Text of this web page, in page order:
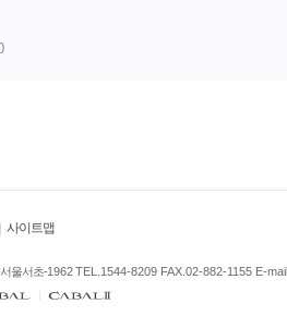
사이트맵
울서초-1962TEL.1544-8209 FAX.02-882-1155 E-mail.